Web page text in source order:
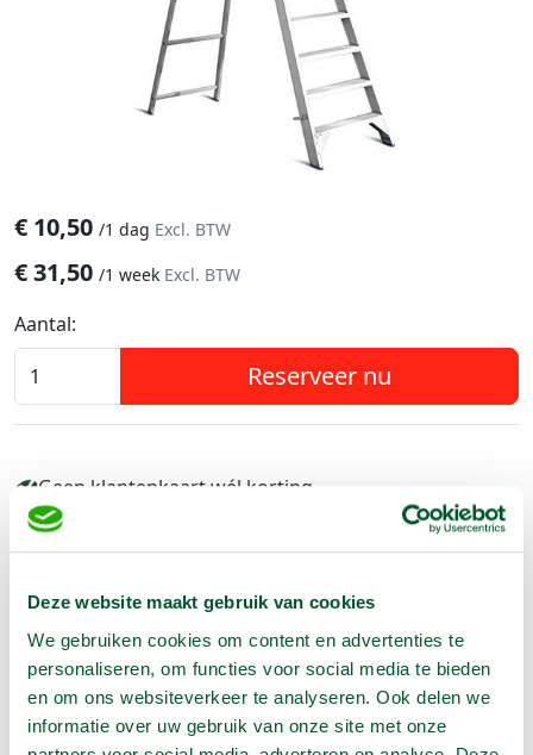
Deze website maakt gebruik van cookies
We gebruiken cookies om content en advertenties te
personaliseren, om functies voor social media te bieden
en om ons websiteverkeer te analyseren. Ook delen we
informatie over uw gebruik van onze site met onze
€ 10,50 /1 dag Excl. BTW
€31,50 /1 week Excl. BTW
Aantal:
Reserveer nu
Geen klantenkaart wél korting
Weekend = 1 huurdag
Specialistische machines
Producteigenschappen